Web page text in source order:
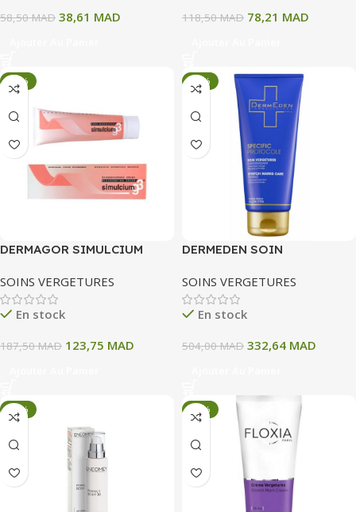
58,50MAD 38,61 MAD 118,50MAD 78,21 MAD
-34%
DERMAGOR SIMULCIUM
SOINS VERGETURES
En stock
187,50MAD 123,75 MAD
-34%
DERMEDEN SOIN
RAFFERMISSANT 200 ML
SOINS VERGETURES
En stock
504,00MAD 332,64 MAD
-34% -34%